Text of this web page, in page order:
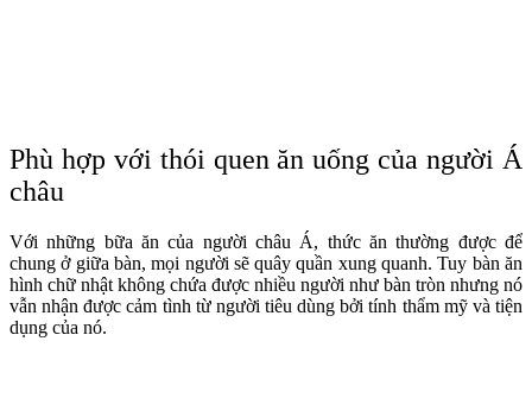
Phù hợp với thói quen ăn uống của người Á
châu
Với những bữa ăn của người châu Á, thức ăn thường được để
chung ở giữa bàn, mọi người sẽ quây quần xung quanh. Tuy bàn ăn
hình chữ nhật không chứa được nhiều người như bàn tròn nhưng nó
vẫn nhận được cảm tình từ người tiêu dùng bởi tính thẩm mỹ và tiện
dụng của nó.